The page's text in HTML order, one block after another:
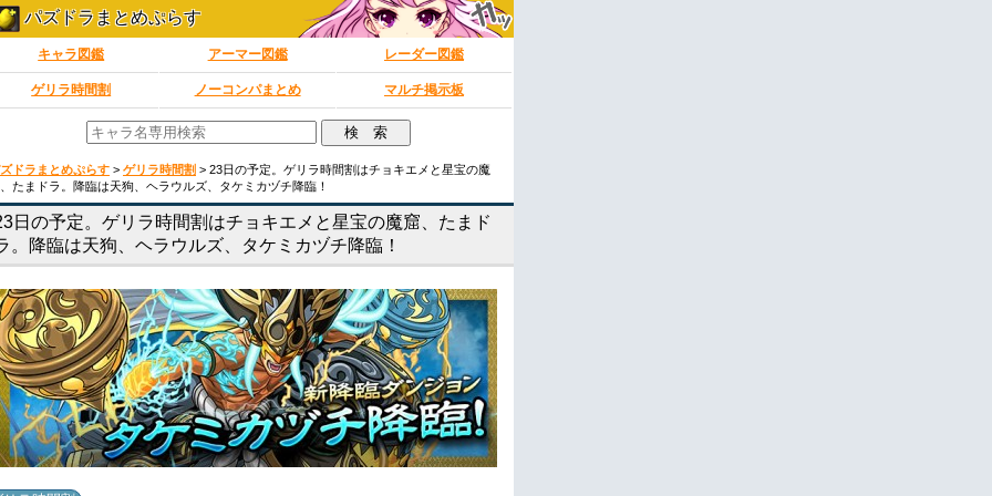
パズドラまとめぷらす
キャラ図鑑 アーマー図鑑 レーダー図鑑
ゲリラ時間割 ノーコンパまとめ マルチ掲示板
ドラまとめぷらす > ゲリラ時間割 > 23日の予定。ゲリラ時間割はチョキエメと星宝の魔
たまドラ。降臨は天狗、ヘラウルズ、タケミカヅチ降臨！
日の予定。ゲリラ時間割はチョキエメと星宝の魔窟、たまド
。降臨は天狗、ヘラウルズ、タケミカヅチ降臨！